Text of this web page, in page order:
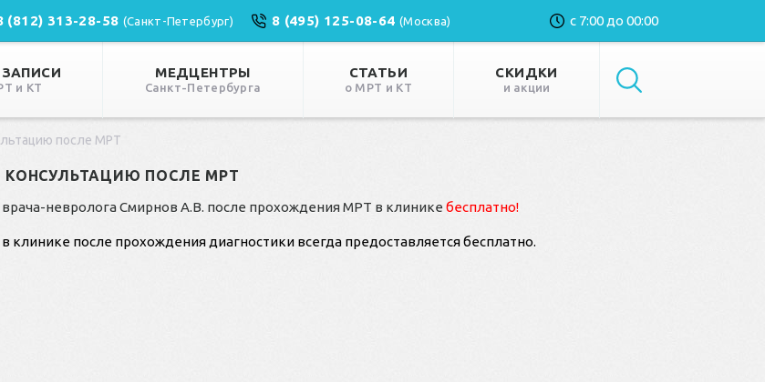
(812) 313-28-58 (Санкт-Петербург) 8 (495) 125-08-64(Москва) с 7:00 до 00:00
и КТ
МЕДЦЕНТРЫ
Санкт-Петербурга
СТАТЬИ
о МРТ и КТ
СКИДКИ
и акции
после МРТ
КОНСУЛЬТАЦИЮ ПОСЛЕ МРТ
врача-невролога Смирнов А.В. после прохождения МРТ в клинике бесплатно!
клинике после прохождения диагностики всегда предоставляется бесплатно.